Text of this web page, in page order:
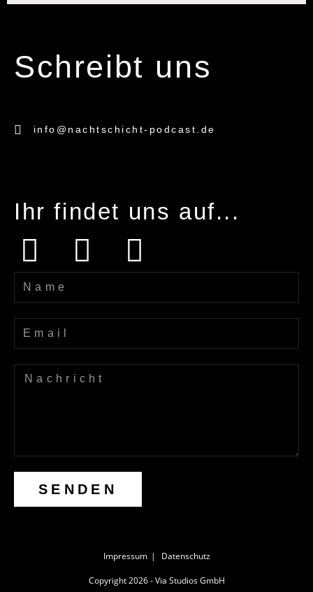
Schreibt uns
info@nachtschicht-podcast.de
Ihr findet uns auf...
SENDEN
Impressum Datenschutz
Copyright 2026 - Via Studios GmbH